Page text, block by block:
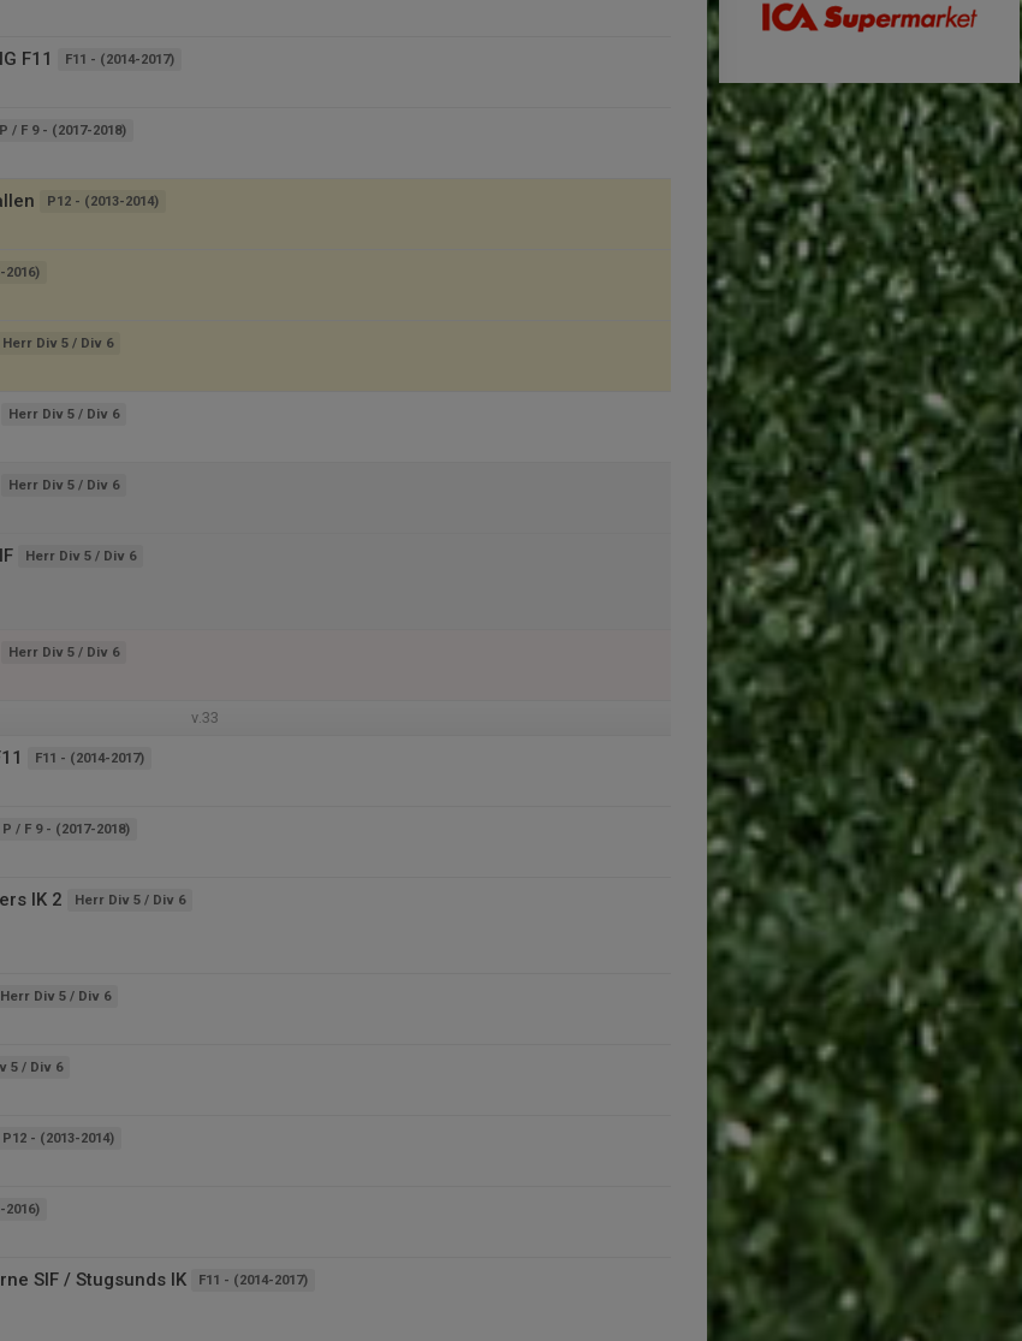
F11 F11 - (2014-2017)
P / F 9 - (2017-2018)
P12 - (2013-2014)
2016)
Herr Div 5 / Div 6
Herr Div 5 / Div 6
Herr Div 5 / Div 6
Herr Div 5 / Div 6
Herr Div 5 / Div 6
v.33
F11 - (2014-2017)
P / F 9 - (2017-2018)
IK 2 Herr Div 5 / Div 6
Herr Div 5 / Div 6
5 / Div 6
P12 - (2013-2014)
2016)
SIF / Stugsunds IK F11 - (2014-2017)